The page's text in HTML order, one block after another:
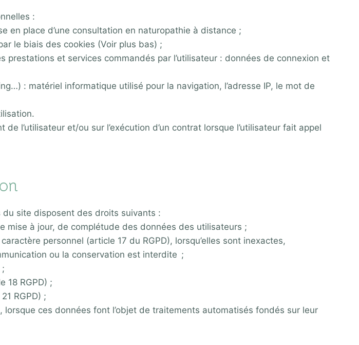
:
place d’une consultation en naturopathie à distance ;
le biais des cookies (Voir plus bas) ;
et services commandés par l’utilisateur : données de connexion et
: matériel informatique utilisé pour la navigation, l’adresse IP, le mot de
l’utilisateur et/ou sur l’exécution d’un contrat lorsque l’utilisateur fait appel
site disposent des droits suivants :
à jour, de complétude des données des utilisateurs ;
personnel (article 17 du RGPD), lorsqu’elles sont inexactes,
ou la conservation est interdite ;
RGPD) ;
RGPD) ;
ces données font l’objet de traitements automatisés fondés sur leur